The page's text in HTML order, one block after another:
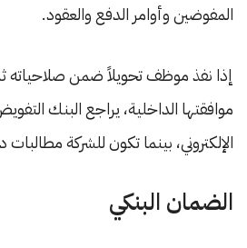
المفوضين وأوامر الدفع والعقود.
إذا نفذ موظف تحويلاً ضمن صلاحياته
موافقتها الداخلية، يراجع البنك
الإلكتروني، بينما تكون للشركة
الضمان البنكي